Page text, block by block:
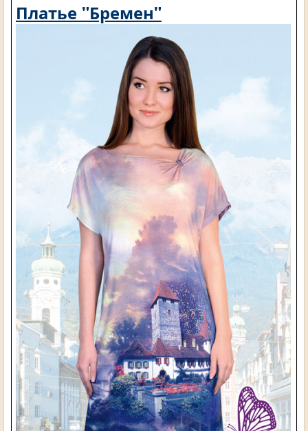
Платье "Бремен"